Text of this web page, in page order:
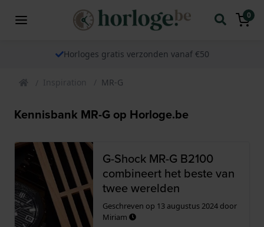
0
Horloges gratis verzonden vanaf €50
Inspiration MR-G
Kennisbank MR-G op Horloge.be
G-Shock MR-G B2100
combineert het beste van
twee werelden
Geschreven op 13 augustus 2024door
Miriam